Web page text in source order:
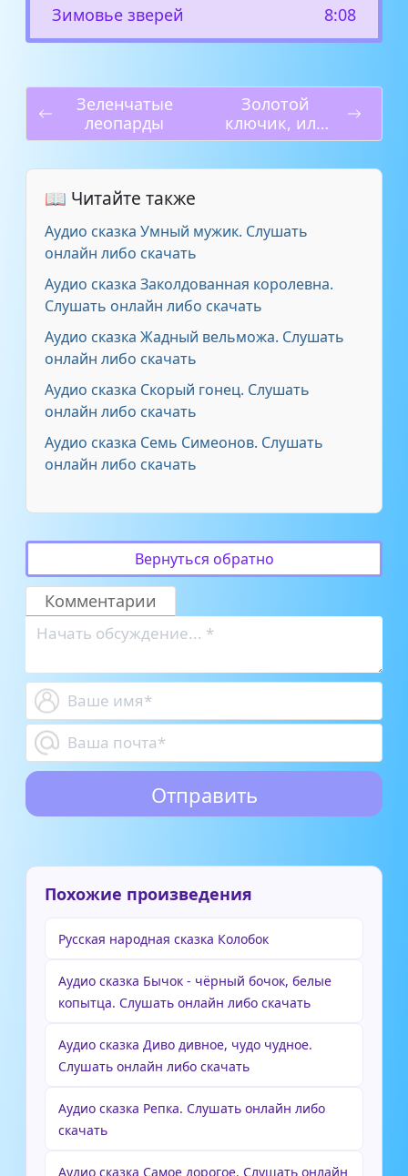
Зимовье зверей 8:08
Зеленчатые
леопарды
Золотой
ключик, или
Приключения
📖 Читайте также
Аудио сказка Умный мужик. Слушать
онлайн либо скачать
Аудио сказка Заколдованная королевна.
Слушать онлайн либо скачать
Аудио сказка Жадный вельможа. Слушать
онлайн либо скачать
Аудио сказка Скорый гонец. Слушать
онлайн либо скачать
Аудио сказка Семь Симеонов. Слушать
онлайн либо скачать
Вернуться обратно
Комментарии
Похожие произведения
Русская народная сказка Колобок
Аудио сказка Бычок - чёрный бочок, белые
копытца. Слушать онлайн либо скачать
Аудио сказка Диво дивное, чудо чудное.
Слушать онлайн либо скачать
Аудио сказка Репка. Слушать онлайн либо
скачать
Аудио сказка Самое дорогое. Слушать онлайн